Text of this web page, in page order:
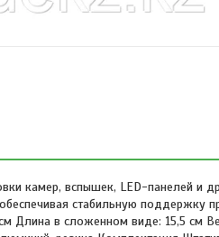
камер, вспышек, LED-панелей и
стабильную поддержку
Длина в сложенном виде: 15,5 см